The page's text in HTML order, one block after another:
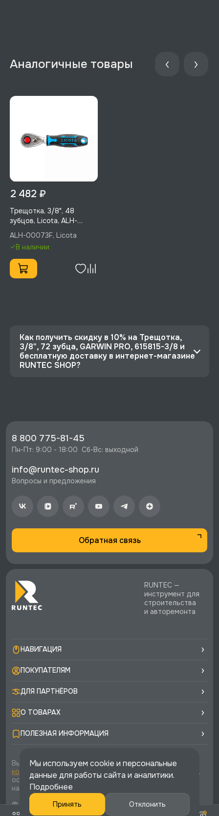
Аналогичные товары
2 482 ₽
Трещотка, 3/8", 48
зубцов, Licota, ALH-
00073F
ALH-00073F, Licota
В наличии
Как получить скидку в 10% на Трещотка,
3/8", 72 зубца, GARWIN PRO, 615815-3/8 и
бесплатную доставку в интернет-магазине
RUNTEC SHOP?
⚡️ Бесплатная доставка в Москве, Санкт-
Петербурге и по РФ, если она меньше 10%
♥️ Наличие товаров, Программа лояльности,
8 800 775-81-45
Пн-Пт: 9:00 - 18:00  Сб-Вс: выходной
info@runtec-shop.ru
Вопросы и предложения
Обратная связь
RUNTEC —
инструмент для
строительства
и авторемонта
НАВИГАЦИЯ
ПОКУПАТЕЛЯМ
ДЛЯ ПАРТНЁРОВ
О ТОВАРАХ
ПОЛЕЗНАЯ ИНФОРМАЦИЯ
Вы соглашаетесь с условиямиполитики
конфиденциальностиипубличной офертыкаждый раз,
оставляя свои данные в любой форме обратной связи
на сайте runtec-shop.ru
© 2026 «Runtec», официальный интернет-магазин. Все
права защищены
Мы используем cookie и персональные
данные для работы сайта и аналитики.
Подробнее
Принять Отклонить